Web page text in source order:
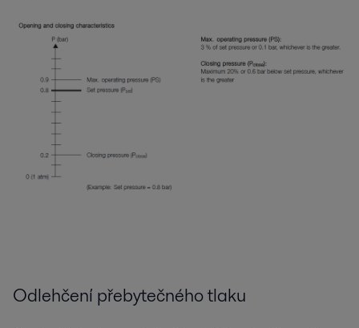
Odlehčení přebytečného tlaku